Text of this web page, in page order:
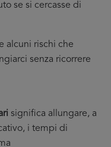
se si cercasse di
alcuni rischi che
senza ricorrere
significa allungare, a
i tempi di